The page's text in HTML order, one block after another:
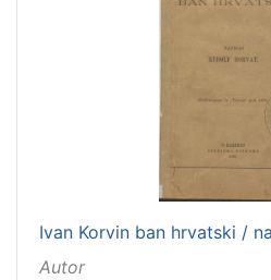
Ivan Korvin ban hrvatski /
Autor